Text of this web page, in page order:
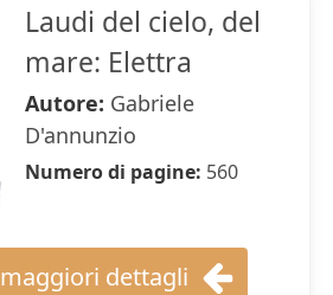
Laudi del cielo, del
mare: Elettra
Autore: Gabriele
D'annunzio
Numero di pagine: 560
dettagli